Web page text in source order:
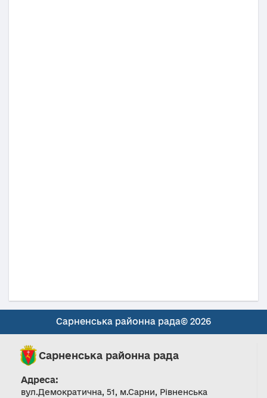
Сарненська районна рада© 2026
Сарненська районна рада
Адреса:
вул.Демократична, 51, м.Сарни, Рівненська